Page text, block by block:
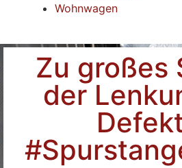
Wohnwagen
Zu großes
der